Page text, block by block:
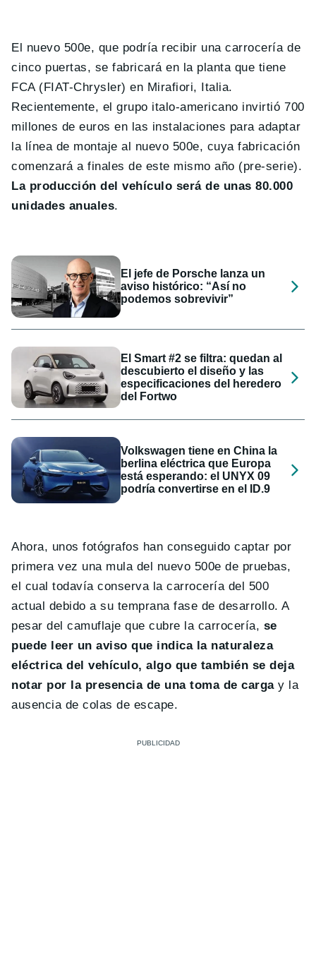
El nuevo 500e, que podría recibir una carrocería de
cinco puertas, se fabricará en la planta que tiene
FCA (FIAT-Chrysler) en Mirafiori, Italia.
Recientemente, el grupo italo-americano invirtió 700
millones de euros en las instalaciones para adaptar
la línea de montaje al nuevo 500e, cuya fabricación
comenzará a finales de este mismo año (pre-serie).
La producción del vehículo será de unas 80.000
unidades anuales.
El jefe de Porsche lanza un
aviso histórico: “Así no
podemos sobrevivir”
El Smart #2 se filtra: quedan al
descubierto el diseño y las
especificaciones del heredero
del Fortwo
Volkswagen tiene en China la
berlina eléctrica que Europa
está esperando: el UNYX 09
podría convertirse en el ID.9
Ahora, unos fotógrafos han conseguido captar por
primera vez una mula del nuevo 500e de pruebas,
el cual todavía conserva la carrocería del 500
actual debido a su temprana fase de desarrollo. A
pesar del camuflaje que cubre la carrocería, se
puede leer un aviso que indica la naturaleza
eléctrica del vehículo, algo que también se deja
notar por la presencia de una toma de cargay la
ausencia de colas de escape.